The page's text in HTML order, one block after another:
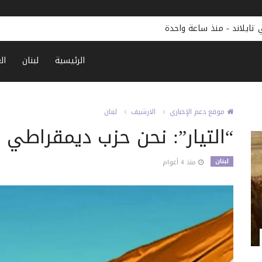
- منذ ساعة واحدة
الرئيسية لبنان
موقع دعم الإخباري الارشيف لبنان
“التيار”: نحن حزب ديمقراطي
لبنان منذ 4 أعوام